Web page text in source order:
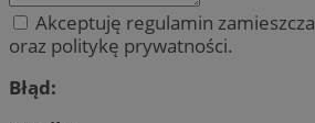
Akceptuję regulamin
oraz politykę prywatności.
Błąd: